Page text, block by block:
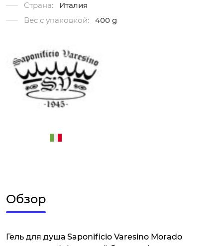
Страна:
Италия
Вес с упаковкой:
400 g
Обзор
Гель для душа Saponificio Varesino Morado